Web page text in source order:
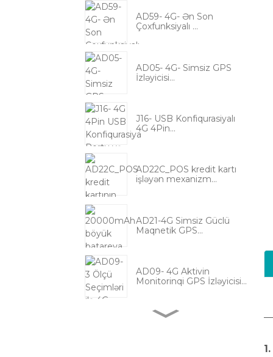
AD59- 4G- Ən Son
Çoxfunksiyalı ...
AD05- 4G- Simsiz GPS
İzləyicisi...
J16- USB Konfiqurasiyalı
4G 4Pin...
AD22C_POS kredit kartı
işləyən mexanizm...
AD21-4G Simsiz Güclü
Maqnetik GPS...
AD09- 4G Aktivin
Monitorinqi GPS İzləyicisi...